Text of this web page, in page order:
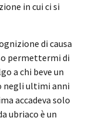
in cui ci si
di causa
permettermi di
a chi beve un
negli ultimi anni
accadeva solo
ubriaco è un